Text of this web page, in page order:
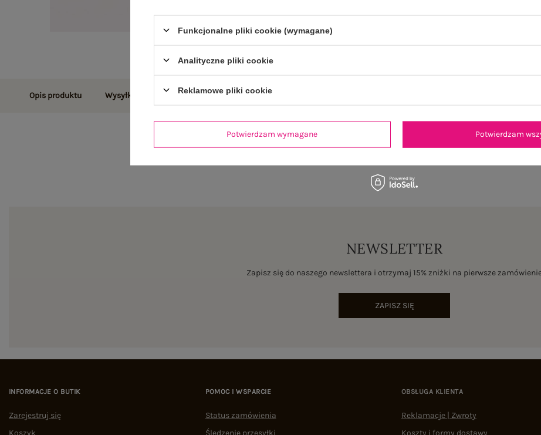
Opis produktu Wysyłka i dostawa Zwroty i reklamacje
NEWSLETTER
Zapisz się do naszego newslettera i otrzymaj 15% zniżki na pierwsze
ZAPISZ SIĘ
INFORMACJE O BUTIK
Zarejestruj się
Koszyk
POMOC I WSPARCIE
Status zamówienia
Śledzenie przesyłki
OBSŁUGA KLIENTA
Reklamacje | Zwroty
Koszty i formy dostawy
Funkcjonalne pliki cookie (wymagane)
Analityczne pliki cookie
Reklamowe pliki cookie
Potwierdzam wymagane Potwierdzam